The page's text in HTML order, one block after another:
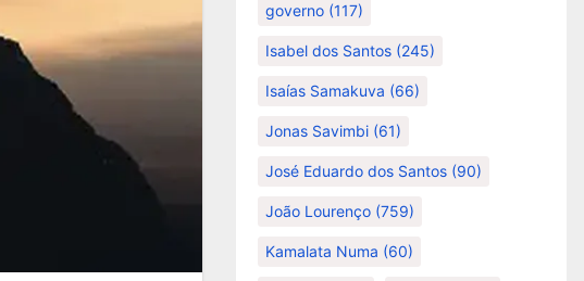
governo (117)
Isabel dos Santos (245)
Isaías Samakuva (66)
Jonas Savimbi (61)
José Eduardo dos Santos (90)
João Lourenço (759)
Kamalata Numa (60)